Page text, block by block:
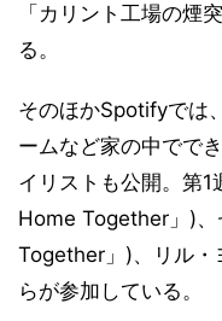
「カリント工場の煙
る。
そのほかSpotifyでは
ームなど家の中でで
イリストも公開。第
Home Together」)
Together」)、リル
らが参加している。